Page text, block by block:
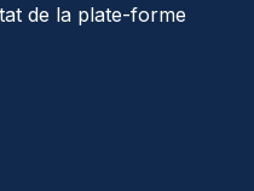
de la plate-forme